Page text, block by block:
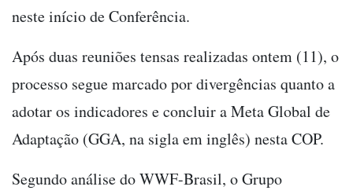
neste início de Conferência.
Após duas reuniões tensas realizadas ontem (11), o
processo segue marcado por divergências quanto a
adotar os indicadores e concluir a Meta Global de
Adaptação (GGA, na sigla em inglês) nesta COP.
Segundo análise do WWF-Brasil, o Grupo